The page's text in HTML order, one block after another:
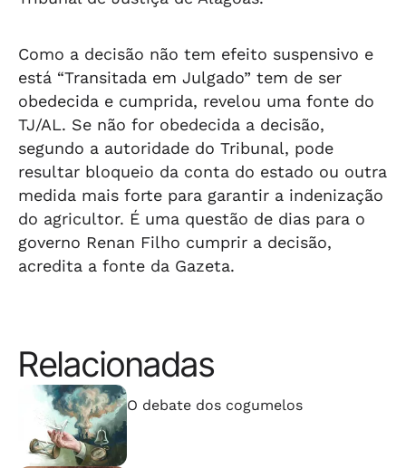
Como a decisão não tem efeito suspensivo e
está “Transitada em Julgado” tem de ser
obedecida e cumprida, revelou uma fonte do
TJ/AL. Se não for obedecida a decisão,
segundo a autoridade do Tribunal, pode
resultar bloqueio da conta do estado ou outra
medida mais forte para garantir a indenização
do agricultor. É uma questão de dias para o
governo Renan Filho cumprir a decisão,
acredita a fonte da Gazeta.
Relacionadas
O debate dos cogumelos